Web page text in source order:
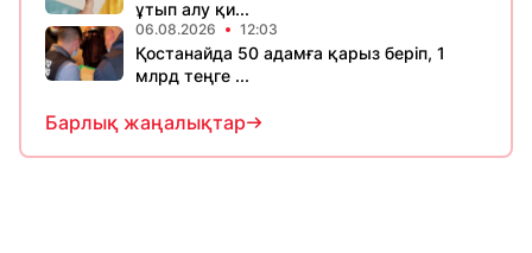
ұтып алу қи...
06.08.2026 12:03
Қостанайда 50 адамға қарыз беріп, 1
млрд теңге ...
Барлық жаңалықтар